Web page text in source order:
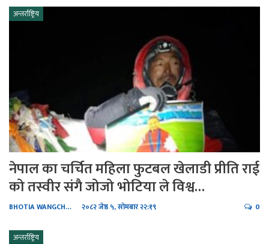
अन्तर्राष्ट्रिय
नेपाल का चर्चित महिला फुटबल खेलाडी प्रीति राई
को तस्वीर संगै जोजो भोटिया ले विश्व…
BHOTIA WANGCHHIRING २०८२ जेष्ठ ५, सोमबार २२:१९ 0
अन्तर्राष्ट्रिय